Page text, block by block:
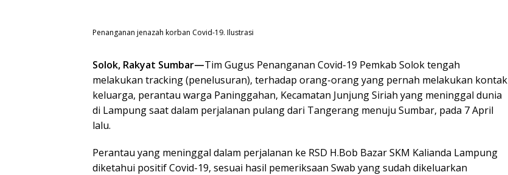
Penanganan jenazah korban Covid-19. Ilustrasi
Solok, Rakyat Sumbar—Tim Gugus Penanganan Covid-19 Pemkab Solok tengah
melakukan tracking (penelusuran), terhadap orang-orang yang pernah melakukan kontak
keluarga, perantau warga Paninggahan, Kecamatan Junjung Siriah yang meninggal dunia
di Lampung saat dalam perjalanan pulang dari Tangerang menuju Sumbar, pada 7 April
lalu.
Perantau yang meninggal dalam perjalanan ke RSD H.Bob Bazar SKM Kalianda Lampung
diketahui positif Covid-19, sesuai hasil pemeriksaan Swab yang sudah dikeluarkan